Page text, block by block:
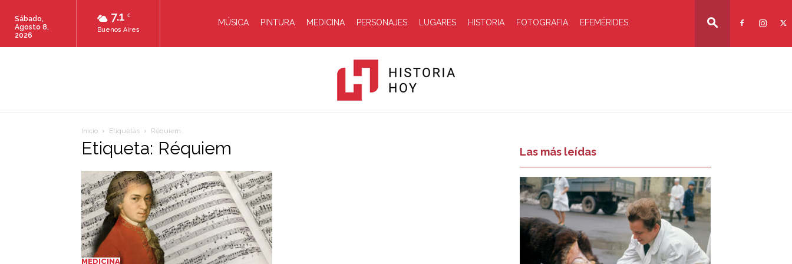
7.1 C
Buenos Aires
Sábado,
Agosto 8,
2026
MÚSICA PINTURA MEDICINA PERSONAJES LUGARES HISTORIA FOTOGRAFIA EFEMÉRIDES
Inicio Etiquetas Réquiem
Etiqueta: Réquiem
MEDICINA
Las más leídas